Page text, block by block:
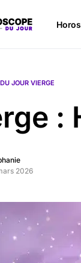
JOUR VIERGE
:
2026